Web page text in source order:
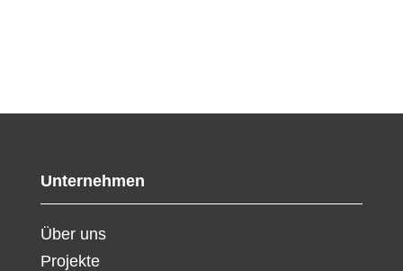
Unternehmen
Über uns
Projekte